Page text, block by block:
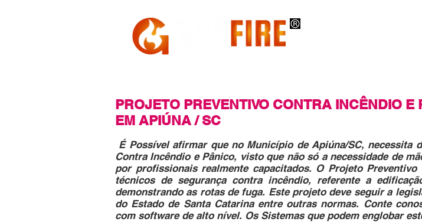
PROJETO PREVENTIVO CONTRA INCÊNDIO E
EM APIÚNA / SC
É Possível afirmar que no Município de Apiúna/SC, necessita
Contra Incêndio e Pânico, visto que não só a necessidade de
por profissionais realmente capacitados. O Projeto
técnicos de segurança contra incêndio, referente a
demonstrando as rotas de fuga. Este projeto deve seguir a
do Estado de Santa Catarina entre outras normas. Conte
com software de alto nível. Os Sistemas que podem englobar